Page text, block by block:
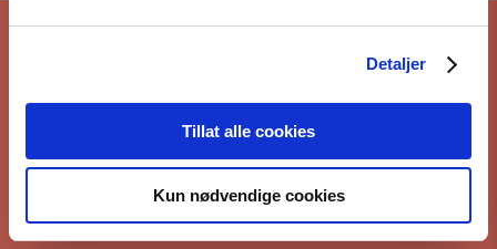
Detaljer
Tillat alle cookies
Kun nødvendige cookies
The Norwegian Helsinki Committee base its work one the
Helsinki Declaration, which states that respect for human
rights is crucial for maintaining peace and cooperation